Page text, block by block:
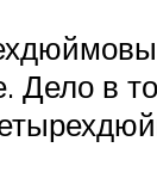
Дело в